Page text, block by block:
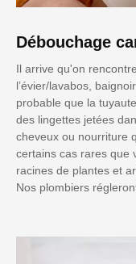
Débouchage
Il arrive qu'on
l’évier/lavabos,
probable que la
des lingettes jetées
cheveux ou nourriture
certains cas rares que
racines de plantes et
Nos plombiers